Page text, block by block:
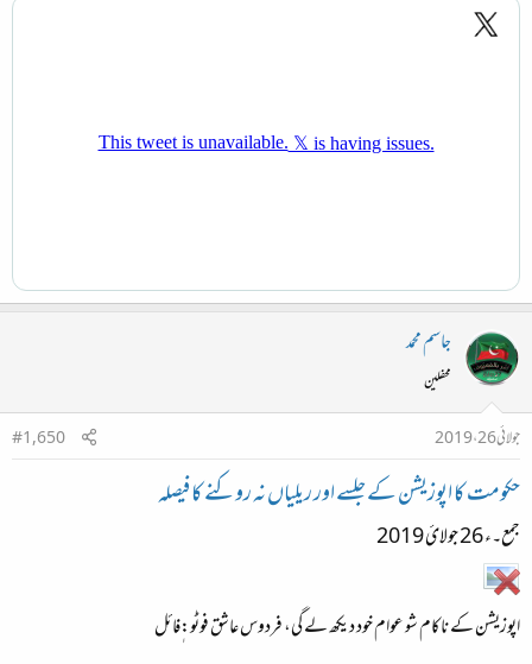
جاسم محمد
محفلین
جولائی 26، 2019
#1,650
حکومت کا اپوزیشن کے جلسے اور ریلیاں نہ روکنے کا فیصلہ
جمع۔ء 26 جولائ 2019
اپوزیشن کے ناکام شو عوام خود دیکھ لے گی، فردوس عاشق فوٹو:ٖفائل